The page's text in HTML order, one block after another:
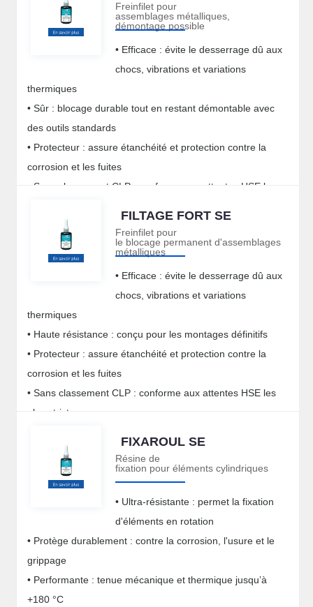
Freinfilet pour
assemblages métalliques,
démontage possible
• Efficace : évite le desserrage dû aux
chocs, vibrations et variations
thermiques
• Sûr : blocage durable tout en restant démontable avec
des outils standards
• Protecteur : assure étanchéité et protection contre la
corrosion et les fuites
• Sans classement CLP : conforme aux attentes HSE les
FILTAGE FORT SE
Freinfilet pour
le blocage permanent d'assemblages
métalliques
• Efficace : évite le desserrage dû aux
chocs, vibrations et variations
thermiques
• Haute résistance : conçu pour les montages définitifs
• Protecteur : assure étanchéité et protection contre la
corrosion et les fuites
• Sans classement CLP : conforme aux attentes HSE les
plus strictes
FIXAROUL SE
Résine de
fixation pour éléments cylindriques
• Ultra-résistante : permet la fixation
d'éléments en rotation
• Protège durablement : contre la corrosion, l'usure et le
grippage
• Performante : tenue mécanique et thermique jusqu’à
+180 °C